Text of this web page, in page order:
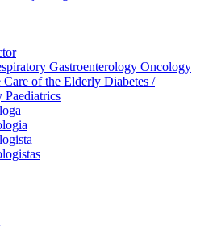
Gastroenterology Oncology
Care of the Elderly Diabetes /